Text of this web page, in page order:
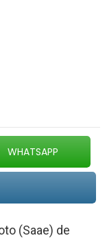
WHATSAPP
(Saae) de